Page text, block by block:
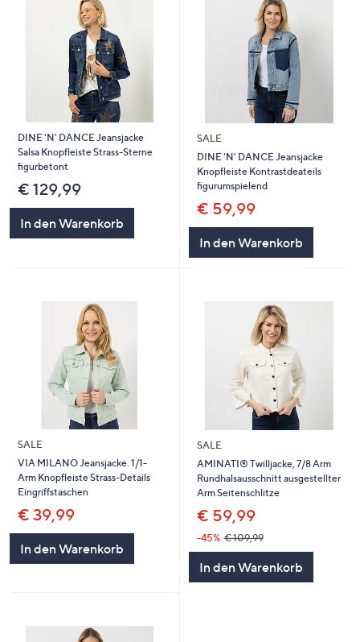
DINE 'N' DANCE Jeansjacke
Salsa Knopfleiste Strass-Sterne
figurbetont
€ 129,99
In den Warenkorb
SALE
DINE 'N' DANCE Jeansjacke
Knopfleiste Kontrastdeateils
figurumspielend
€ 59,99
In den Warenkorb
SALE
VIA MILANO Jeansjacke. 1/1-
Arm Knopfleiste Strass-Details
Eingriffstaschen
€ 39,99
In den Warenkorb
SALE
AMINATI® Twilljacke, 7/8 Arm
Rundhalsausschnitt ausgestellter
Arm Seitenschlitze
€ 59,99
-45% € 109,99
In den Warenkorb